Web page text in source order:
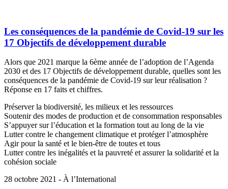
Les conséquences de la pandémie de Covid-19 sur les
17 Objectifs de développement durable
Alors que 2021 marque la 6ème année de l’adoption de l’Agenda
2030 et des 17 Objectifs de développement durable, quelles sont les
conséquences de la pandémie de Covid-19 sur leur réalisation ?
Réponse en 17 faits et chiffres.
Préserver la biodiversité, les milieux et les ressources
Soutenir des modes de production et de consommation responsables
S’appuyer sur l’éducation et la formation tout au long de la vie
Lutter contre le changement climatique et protéger l’atmosphère
Agir pour la santé et le bien-être de toutes et tous
Lutter contre les inégalités et la pauvreté et assurer la solidarité et la
cohésion sociale
28 octobre 2021 - À l’International